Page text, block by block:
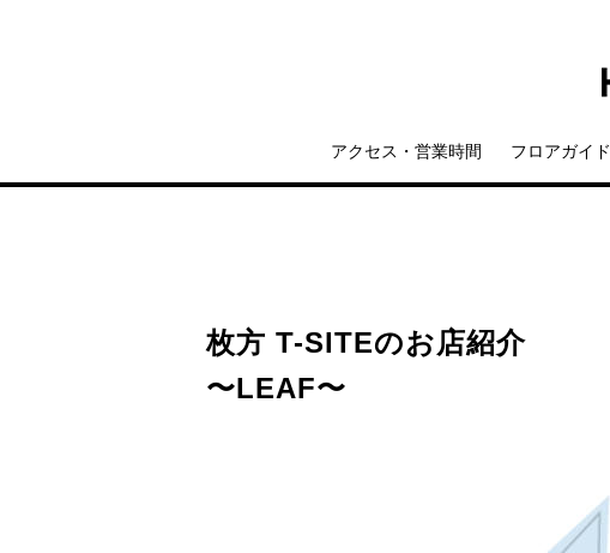
アクセス・営業時間 フロアガイド
枚方 T-SITEのお店紹介
〜LEAF〜